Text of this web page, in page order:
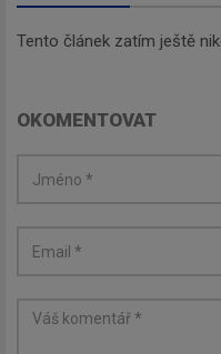
Tento článek zatím ještě
OKOMENTOVAT